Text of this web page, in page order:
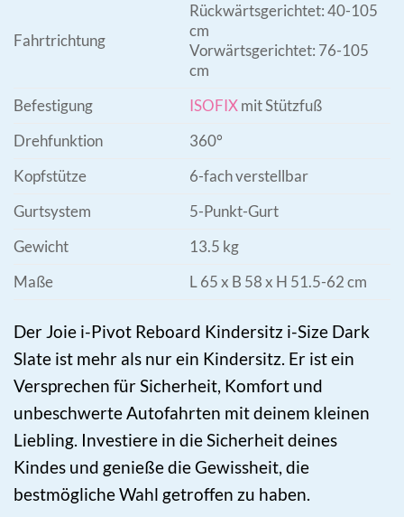
Fahrtrichtung
Rückwärtsgerichtet: 40-105
cm
Vorwärtsgerichtet: 76-105
cm
Befestigung
ISOFIXmit Stützfuß
Drehfunktion
360°
Kopfstütze
6-fach verstellbar
Gurtsystem
5-Punkt-Gurt
Gewicht
13.5 kg
Maße
L 65 x B 58 x H 51.5-62 cm
Der Joie i-Pivot Reboard Kindersitz i-Size Dark
Slate ist mehr als nur ein Kindersitz. Er ist ein
Versprechen für Sicherheit, Komfort und
unbeschwerte Autofahrten mit deinem kleinen
Liebling. Investiere in die Sicherheit deines
Kindes und genieße die Gewissheit, die
bestmögliche Wahl getroffen zu haben.